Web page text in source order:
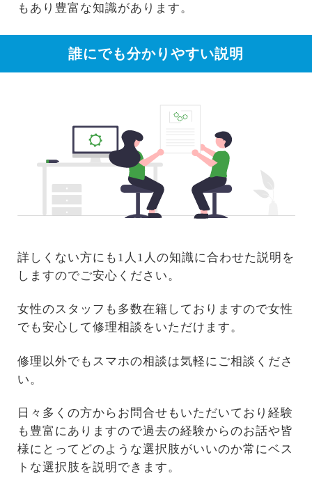
もあり豊富な知識があります。
誰にでも分かりやすい説明
詳しくない方にも1人1人の知識に合わせた説明を
しますのでご安心ください。
女性のスタッフも多数在籍しておりますので女性
でも安心して修理相談をいただけます。
修理以外でもスマホの相談は気軽にご相談くださ
い。
日々多くの方からお問合せもいただいており経験
も豊富にありますので過去の経験からのお話や皆
様にとってどのような選択肢がいいのか常にベス
トな選択肢を説明できます。